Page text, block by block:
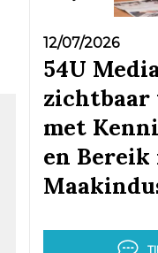
12/07/2026
54U
zichtbaar
met
en Bereik